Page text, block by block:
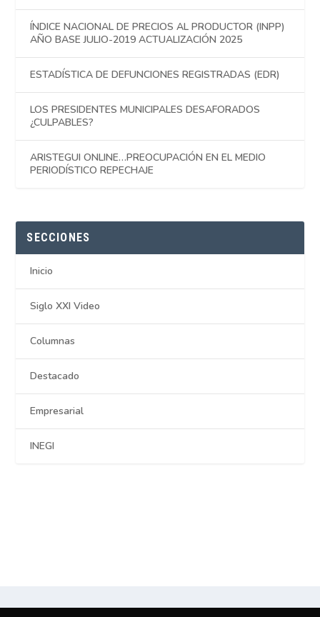
ÍNDICE NACIONAL DE PRECIOS AL PRODUCTOR (INPP)
AÑO BASE JULIO-2019 ACTUALIZACIÓN 2025
ESTADÍSTICA DE DEFUNCIONES REGISTRADAS (EDR)
LOS PRESIDENTES MUNICIPALES DESAFORADOS
¿CULPABLES?
ARISTEGUI ONLINE…PREOCUPACIÓN EN EL MEDIO
PERIODÍSTICO REPECHAJE
SECCIONES
Inicio
Siglo XXI Video
Columnas
Destacado
Empresarial
INEGI